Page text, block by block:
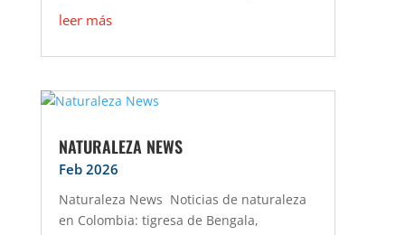
leer más
NATURALEZA NEWS
Feb 2026
Naturaleza News Noticias de naturaleza
en Colombia: tigresa de Bengala,